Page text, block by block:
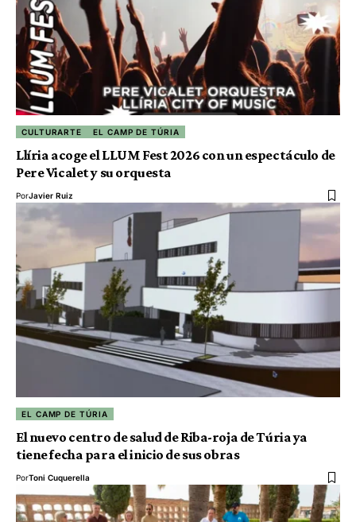
CULTURARTE EL CAMP DE TÚRIA
Llíria acoge el LLUM Fest 2026 con un espectáculo de
Pere Vicalet y su orquesta
PorJavier Ruiz
EL CAMP DE TÚRIA
El nuevo centro de salud de Riba-roja de Túria ya
tiene fecha para el inicio de sus obras
PorToni Cuquerella